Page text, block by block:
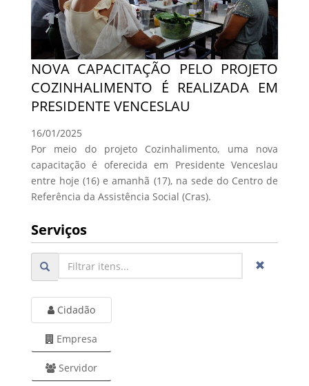
NOVA CAPACITAÇÃO PELO PROJETO
COZINHALIMENTO É REALIZADA EM
PRESIDENTE VENCESLAU
16/01/2025
Por meio do projeto Cozinhalimento, uma nova
capacitação é oferecida em Presidente Venceslau
entre hoje (16) e amanhã (17), na sede do Centro de
Referência da Assistência Social (Cras).
Serviços
Cidadão
Empresa
Servidor